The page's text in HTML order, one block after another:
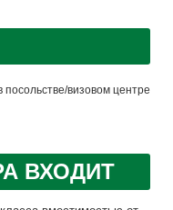
визовом центре
ВХОДИТ